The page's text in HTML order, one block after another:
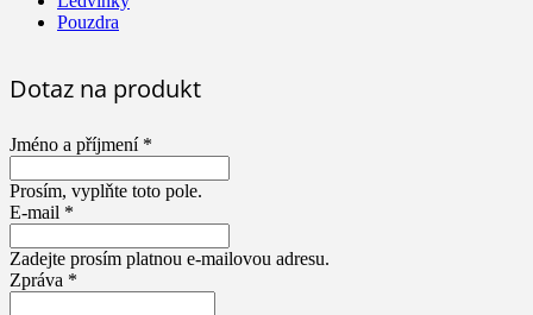
Pouzdra
Dotaz na produkt
Jméno a příjmení *
Prosím, vyplňte toto pole.
E-mail *
Zadejte prosím platnou e-mailovou adresu.
Zpráva *